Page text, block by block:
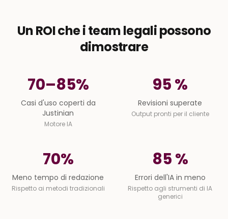
Un ROI che i team legali possono
dimostrare
Casi d'uso coperti da Justinian
70–85%
Casi d'uso coperti da
Justinian
Motore IA
Revisioni superate
95 %
Revisioni superate
Output pronti per il cliente
Meno tempo di redazione
70%
Meno tempo di redazione
Rispetto ai metodi tradizionali
Errori dell'IA in meno
85 %
Errori dell'IA in meno
Rispetto agli strumenti di IA
generici